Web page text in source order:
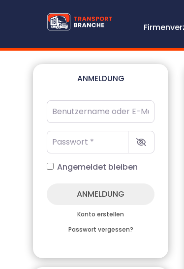
ANMELDUNG
Benutzername oder E-Mail-
Passwort
Angemeldet bleiben
ANMELDUNG
Konto erstellen
Passwort vergessen?